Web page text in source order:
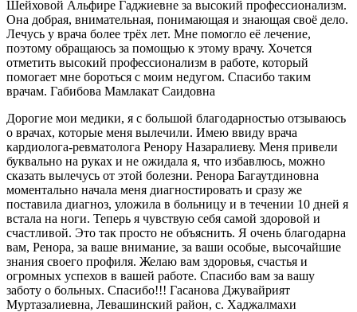
Шейховой Альфире Гаджиевне за высокий профессионализм.
Она добрая, внимательная, понимающая и знающая своё дело.
Лечусь у врача более трёх лет. Мне помогло её лечение,
поэтому обращаюсь за помощью к этому врачу. Хочется
отметить высокий профессионализм в работе, который
помогает мне бороться с моим недугом. Спасибо таким
врачам. Габибова Мамлакат Саидовна
Дорогие мои медики, я с большой благодарностью отзываюсь
о врачах, которые меня вылечили. Имею ввиду врача
кардиолога-ревматолога Ренору Назаралиеву. Меня привели
буквально на руках и не ожидала я, что избавлюсь, можно
сказать вылечусь от этой болезни. Ренора Багаутдиновна
моментально начала меня диагностировать и сразу же
поставила диагноз, уложила в больницу и в течении 10 дней я
встала на ноги. Теперь я чувствую себя самой здоровой и
счастливой. Это так просто не объяснить. Я очень благодарна
вам, Ренора, за ваше внимание, за ваши особые, высочайшие
знания своего профиля. Желаю вам здоровья, счастья и
огромных успехов в вашей работе. Спасибо вам за вашу
заботу о больных. Спасибо!!! Гасанова Джувайрият
Муртазалиевна, Левашинский район, с. Хаджалмахи